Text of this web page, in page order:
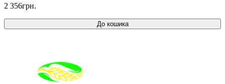
2 356грн.
До кошика